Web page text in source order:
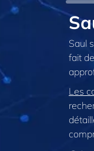
Saul
fait
Les